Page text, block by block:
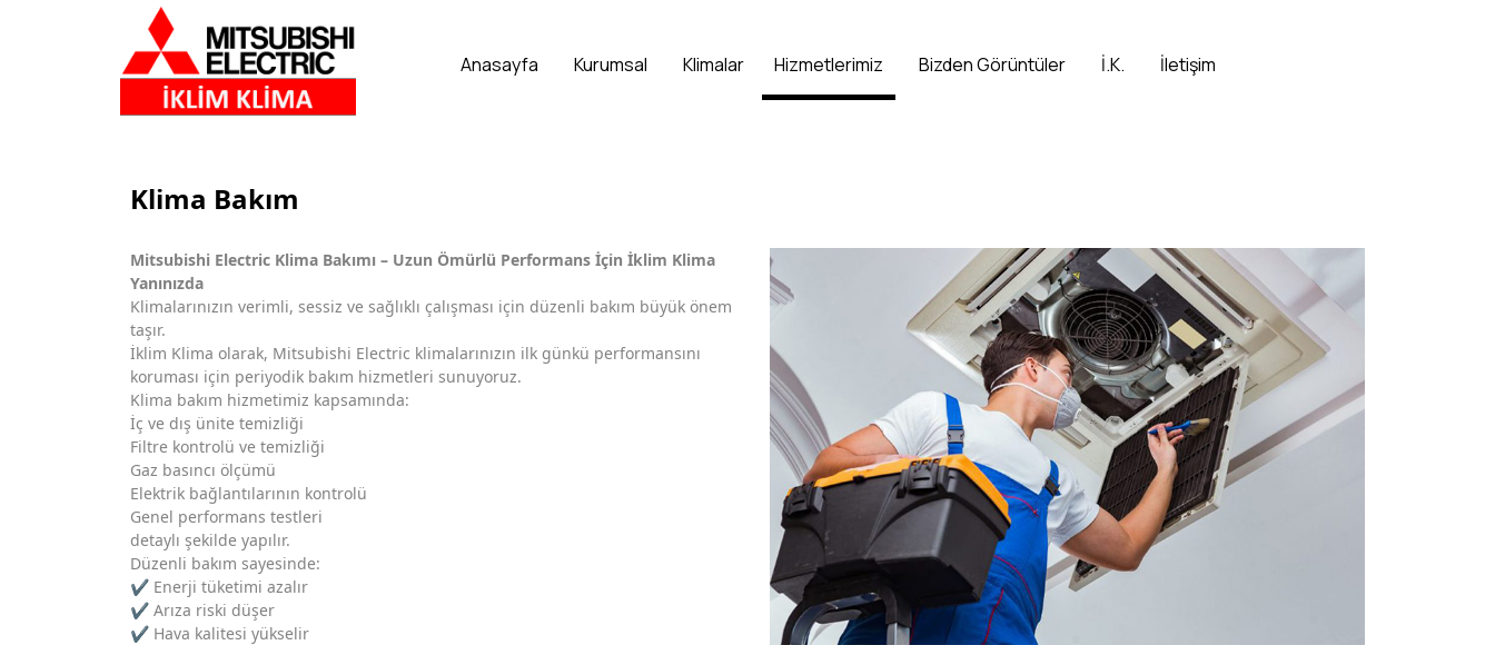
Klima Bakım
Mitsubishi Electric Klima Bakımı – Uzun Ömürlü Performans İçin İklim Klima
Yanınızda
Klimalarınızın verimli, sessiz ve sağlıklı çalışması için düzenli bakım büyük önem
taşır.
İklim Klima olarak, Mitsubishi Electric klimalarınızın ilk günkü performansını
koruması için periyodik bakım hizmetleri sunuyoruz.
Klima bakım hizmetimiz kapsamında:
İç ve dış ünite temizliği
Filtre kontrolü ve temizliği
Gaz basıncı ölçümü
Elektrik bağlantılarının kontrolü
Genel performans testleri
detaylı şekilde yapılır.
Düzenli bakım sayesinde:
✔️ Enerji tüketimi azalır
✔️ Arıza riski düşer
✔️ Hava kalitesi yükselir
Anasayfa Kurumsal Klimalar Hizmetlerimiz Bizden Görüntüler İ.K. İletişim